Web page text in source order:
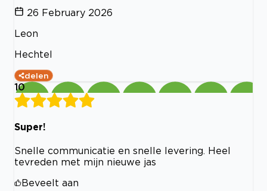
26 February 2026
Leon
Hechtel
delen
10
Super!
Snelle communicatie en snelle levering. Heel
tevreden met mijn nieuwe jas
Beveelt aan